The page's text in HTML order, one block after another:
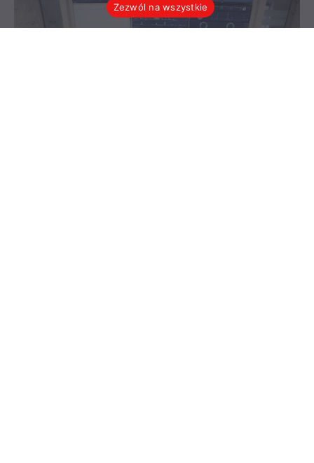
Zezwól na wszystkie